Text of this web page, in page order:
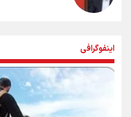
بنزین؛ تدبیری
اینفوگرافی